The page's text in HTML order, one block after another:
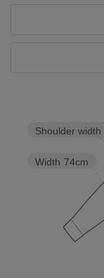
Width 74cm
Shoulder width